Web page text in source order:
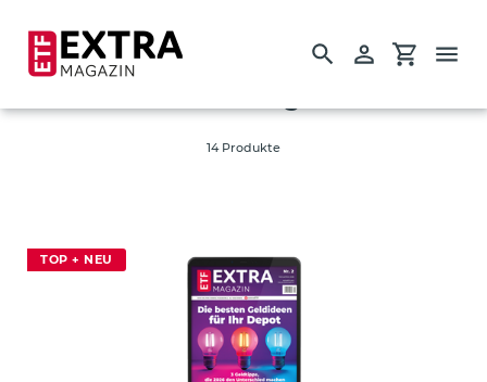
Direkt
SuchenEinloggen
Guides
14 Produkte
TOP + NEU